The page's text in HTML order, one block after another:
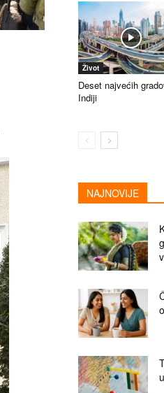
Život
Deset najvećih
Indiji
NAJNOVIJE